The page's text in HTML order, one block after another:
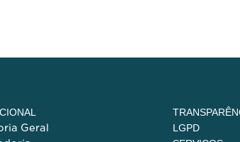
Geral
LGPD